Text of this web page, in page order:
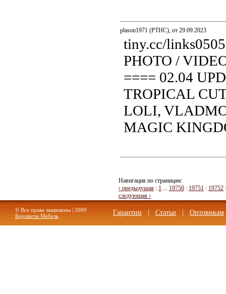
plason1971 (PTHC), от 29.09.2023
tiny.cc/
PHOTO /
==== 02.04
TROPICAL
LOLI,
MAGIC
Навигация по страницам:
‹ предыдущая : 1 ... 19750 : 19751 : 19752
следующая ›
© Все права защищены | 2009
Боровичи Мебель
Гарантии Статьи Оптовикам